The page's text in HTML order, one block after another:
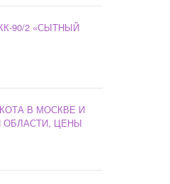
90/2 «СЫТНЫЙ
В МОСКВЕ И
ЦЕНЫ